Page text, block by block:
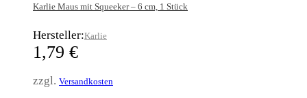
Karlie Maus mit Squeeker – 6 cm, 1 Stück
Hersteller:Karlie
1,79 €
zzgl. Versandkosten